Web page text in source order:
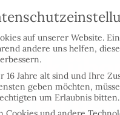
der
auf unserer Website.
andere uns helfen,
16 Jahre alt sind und Ihre
geben möchten,
um Erlaubnis bitten.